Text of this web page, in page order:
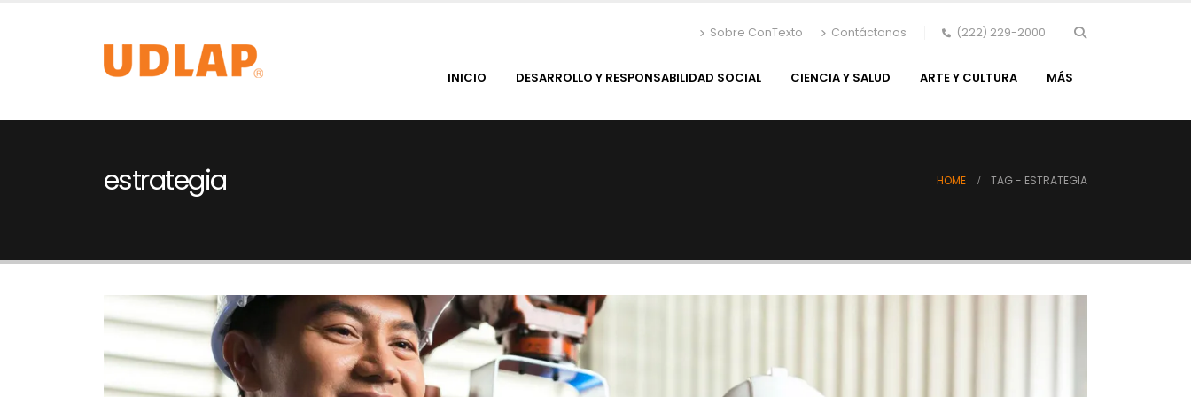
Sobre ConTexto Contáctanos (222) 229-2000
INICIO DESARROLLO Y RESPONSABILIDAD SOCIAL CIENCIA Y SALUD ARTE Y CULTURA MÁS
estrategia HOME TAG - ESTRATEGIA